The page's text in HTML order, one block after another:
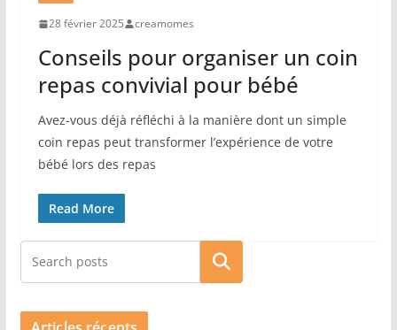
28 février 2025 creamomes
Conseils pour organiser un coin
repas convivial pour bébé
Avez-vous déjà réfléchi à la manière dont un simple
coin repas peut transformer l’expérience de votre
bébé lors des repas
Read More
Rechercher